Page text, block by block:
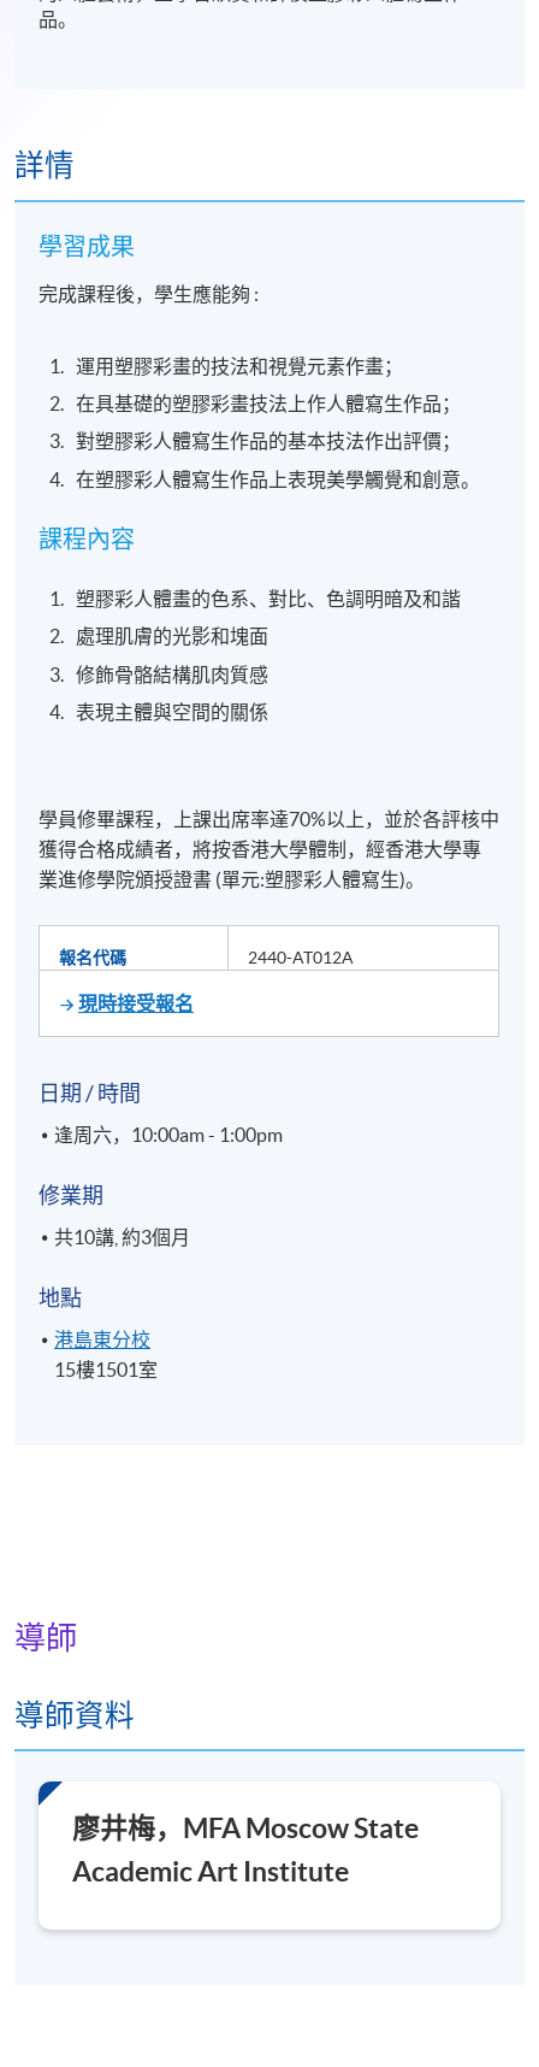
品。
詳情
學習成果
完成課程後，學生應能夠 :
運用塑膠彩畫的技法和視覺元素作畫；
在具基礎的塑膠彩畫技法上作人體寫生作品；
對塑膠彩人體寫生作品的基本技法作出評價；
在塑膠彩人體寫生作品上表現美學觸覺和創意。
課程內容
塑膠彩人體畫的色系、對比、色調明暗及和諧
處理肌膚的光影和塊面
修飾骨骼結構肌肉質感
表現主體與空間的關係
學員修畢課程，上課出席率達70%以上，並於各評核中
獲得合格成績者，將按香港大學體制，經香港大學專
業進修學院頒授證書 (單元:塑膠彩人體寫生)。
報名代碼 2440-AT012A
現時接受報名
日期 / 時間
逢周六，10:00am - 1:00pm
修業期
共10講, 約3個月
地點
港島東分校
15樓1501室
導師
導師資料
廖井梅，MFA Moscow State
Academic Art Institute